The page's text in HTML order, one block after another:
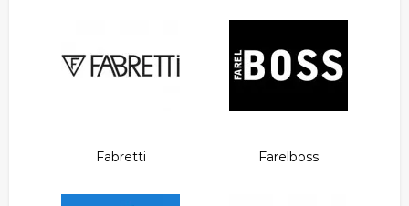
Fabretti Farelboss